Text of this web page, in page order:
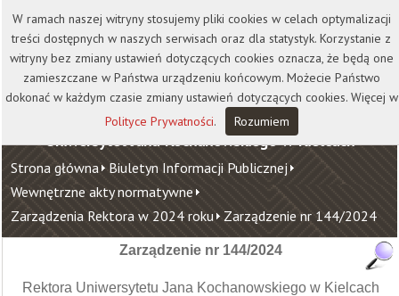
Kontakt Biblioteka
Wydawnictwo
Wirtualna Uczelnia
Uniwersytet Jana Kochanowskiego w Kielcach
Strona główna Biuletyn Informacji Publicznej
Wewnętrzne akty normatywne
Zarządzenia Rektora w 2024 roku Zarządzenie nr 144/2024
Zarządzenie nr 144/2024
Rektora Uniwersytetu Jana Kochanowskiego w Kielcach
W ramach naszej witryny stosujemy pliki cookies w celach optymalizacji
treści dostępnych w naszych serwisach oraz dla statystyk. Korzystanie z
witryny bez zmiany ustawień dotyczących cookies oznacza, że będą one
zamieszczane w Państwa urządzeniu końcowym. Możecie Państwo
dokonać w każdym czasie zmiany ustawień dotyczących cookies. Więcej w
Polityce Prywatności. Rozumiem